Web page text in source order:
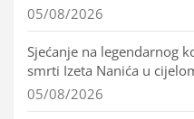
05/08/2026
Sjećanje na legendarnog
smrti Izeta Nanića u
05/08/2026